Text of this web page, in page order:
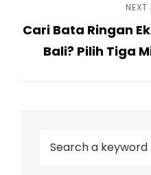
Post
NEXT
Cari Bata Ringan
Bali? Pilih Tiga